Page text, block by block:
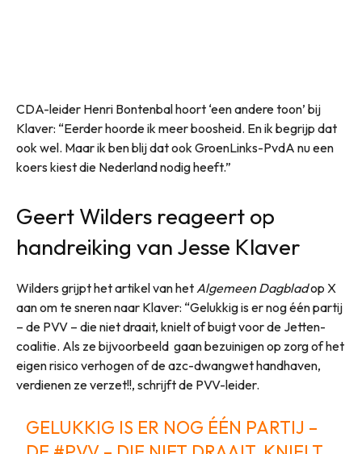
CDA-leider Henri Bontenbal hoort ‘een andere toon’ bij
Klaver: “Eerder hoorde ik meer boosheid. En ik begrijp dat
ook wel. Maar ik ben blij dat ook GroenLinks-PvdA nu een
koers kiest die Nederland nodig heeft.”
Geert Wilders reageert op
handreiking van Jesse Klaver
Wilders grijpt het artikel van hetAlgemeen Dagbladop X
aan om te sneren naar Klaver: “Gelukkig is er nog één partij
– de PVV – die niet draait, knielt of buigt voor de Jetten-
coalitie. Als ze bijvoorbeeld gaan bezuinigen op zorg of het
eigen risico verhogen of de azc-dwangwet handhaven,
verdienen ze verzet!!, schrijft de PVV-leider.
GELUKKIG IS ER NOG ÉÉN PARTIJ –